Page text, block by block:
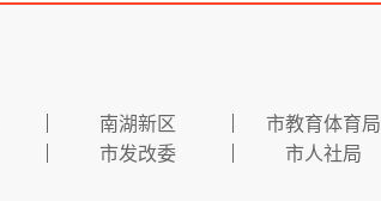
南湖新区
市教育体育局
市发改委 市人社局